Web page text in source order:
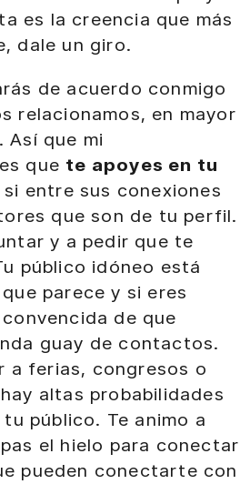
es la creencia que más
dale un giro.
de acuerdo conmigo
relacionamos, en mayor
Así que mi
que te apoyes en tu
entre sus conexiones
que son de tu perfil.
y a pedir que te
público idóneo está
parece y si eres
de que
guay de contactos.
a ferias, congresos o
altas probabilidades
público. Te animo a
el hielo para conectar
pueden conectarte con